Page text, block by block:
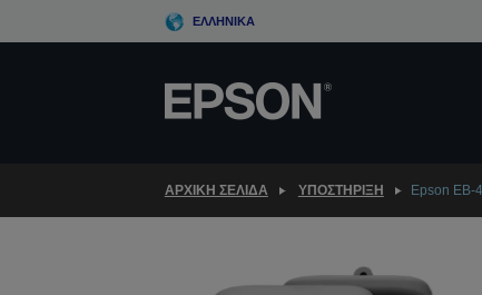
to
ΕΛΛΗΝΙΚΆ
ΑΡΧΙΚΗ ΣΕΛΙΔΑ ΥΠΟΣΤΉΡΙΞΗ Epson EB-